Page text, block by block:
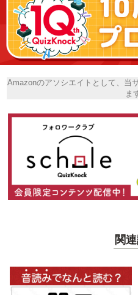
Amazonのアソシエイトとして、当
ま
関